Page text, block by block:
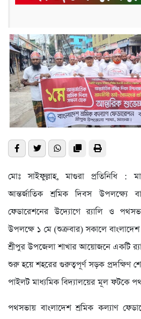
মোঃ সাইফুল্লাহ, মাগুরা প্রতিনিধি :
আন্তর্জাতিক শ্রমিক দিবস উপলক্ষ্যে
ফেডারেশনের উদ্যোগে র‍্যালি ও
উপলক্ষে ১ মে (শুক্রবার) সকালে
শ্রীপুর উপজেলা শাখার আয়োজনে একটি
শুরু হয়ে শহরের গুরুত্বপূর্ণ সড়ক প্রদক্ষিণ
পাইলট মাধ্যমিক বিদ্যালয়ের মূল ফটকে
পথসভায় বাংলাদেশ শ্রমিক কল্যাণ